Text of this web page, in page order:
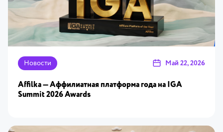
Новости Май 22, 2026
Affilka — Аффилиатная платформа года на IGA
Summit 2026 Awards